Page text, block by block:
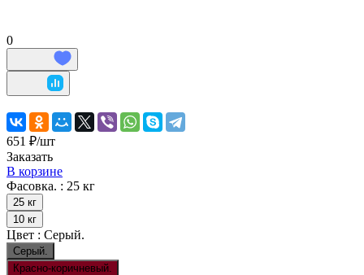
0
651 ₽/шт
Заказать
В корзине
Фасовка. : 25 кг
25 кг
10 кг
Цвет : Серый.
Серый.
Красно-коричневый.